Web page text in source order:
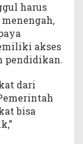
harus
akses
pendidikan.
dari
bisa